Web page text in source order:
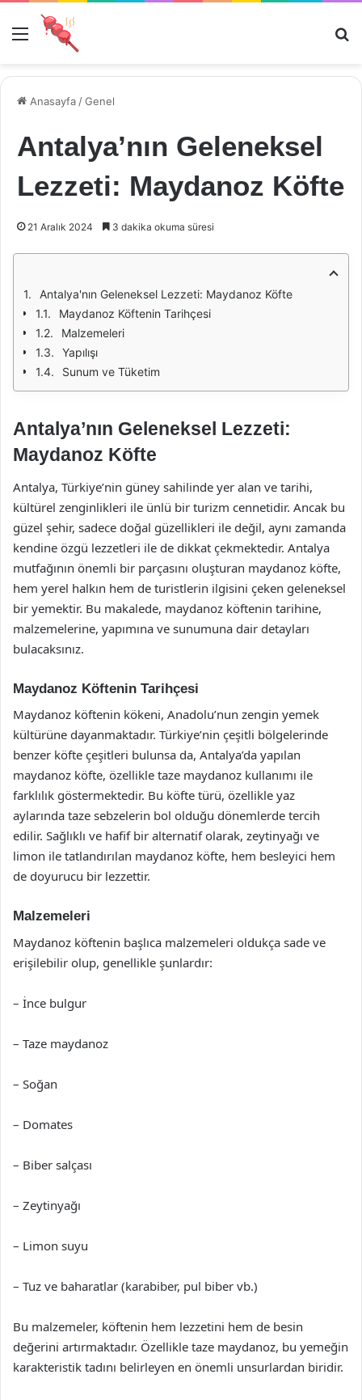
Menü
Anasayfa /Genel
Antalya’nın Geleneksel
Lezzeti: Maydanoz Köfte
21 Aralık 2024 3 dakika okuma süresi
Antalya'nın Geleneksel Lezzeti: Maydanoz Köfte
Maydanoz Köftenin Tarihçesi
Malzemeleri
Yapılışı
Sunum ve Tüketim
Antalya’nın Geleneksel Lezzeti:
Maydanoz Köfte
Antalya, Türkiye’nin güney sahilinde yer alan ve tarihi,
kültürel zenginlikleri ile ünlü bir turizm cennetidir. Ancak bu
güzel şehir, sadece doğal güzellikleri ile değil, aynı zamanda
kendine özgü lezzetleri ile de dikkat çekmektedir. Antalya
mutfağının önemli bir parçasını oluşturan maydanoz köfte,
hem yerel halkın hem de turistlerin ilgisini çeken geleneksel
bir yemektir. Bu makalede, maydanoz köftenin tarihine,
malzemelerine, yapımına ve sunumuna dair detayları
bulacaksınız.
Maydanoz Köftenin Tarihçesi
Maydanoz köftenin kökeni, Anadolu’nun zengin yemek
kültürüne dayanmaktadır. Türkiye’nin çeşitli bölgelerinde
benzer köfte çeşitleri bulunsa da, Antalya’da yapılan
maydanoz köfte, özellikle taze maydanoz kullanımı ile
farklılık göstermektedir. Bu köfte türü, özellikle yaz
aylarında taze sebzelerin bol olduğu dönemlerde tercih
edilir. Sağlıklı ve hafif bir alternatif olarak, zeytinyağı ve
limon ile tatlandırılan maydanoz köfte, hem besleyici hem
de doyurucu bir lezzettir.
Malzemeleri
Maydanoz köftenin başlıca malzemeleri oldukça sade ve
erişilebilir olup, genellikle şunlardır:
– İnce bulgur
– Taze maydanoz
– Soğan
– Domates
– Biber salçası
– Zeytinyağı
– Limon suyu
– Tuz ve baharatlar (karabiber, pul biber vb.)
Bu malzemeler, köftenin hem lezzetini hem de besin
değerini artırmaktadır. Özellikle taze maydanoz, bu yemeğin
karakteristik tadını belirleyen en önemli unsurlardan biridir.